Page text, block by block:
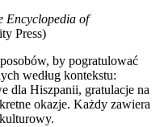
Encyclopedia of
Press)
by pogratulować
według kontekstu:
dla Hiszpanii, gratulacje na
okazje. Każdy zawiera